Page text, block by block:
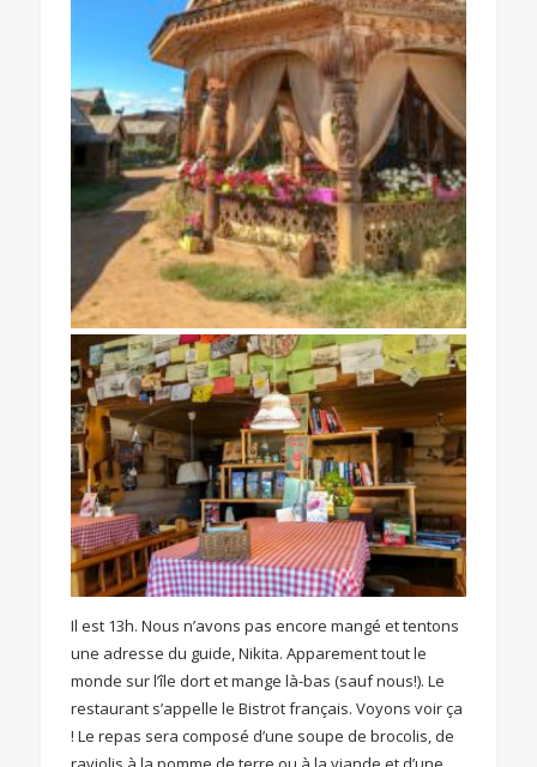
Il est 13h. Nous n’avons pas encore mangé et tentons
une adresse du guide, Nikita. Apparement tout le
monde sur l’île dort et mange là-bas (sauf nous!). Le
restaurant s’appelle le Bistrot français. Voyons voir ça
! Le repas sera composé d’une soupe de brocolis, de